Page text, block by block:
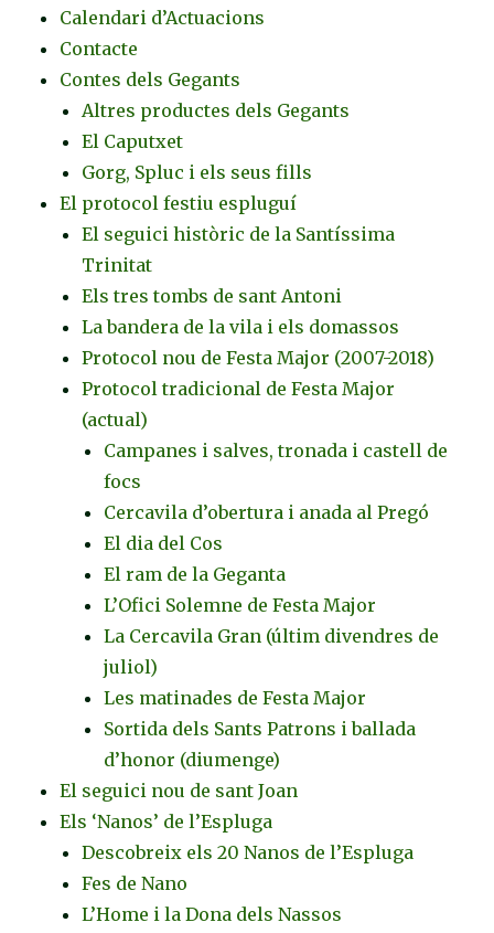
Calendari d’Actuacions
Contacte
Contes dels Gegants
Altres productes dels Gegants
El Caputxet
Gorg, Spluc i els seus fills
El protocol festiu espluguí
El seguici històric de la Santíssima
Trinitat
Els tres tombs de sant Antoni
La bandera de la vila i els domassos
Protocol nou de Festa Major (2007-2018)
Protocol tradicional de Festa Major
(actual)
Campanes i salves, tronada i castell de
focs
Cercavila d’obertura i anada al Pregó
El dia del Cos
El ram de la Geganta
L’Ofici Solemne de Festa Major
La Cercavila Gran (últim divendres de
juliol)
Les matinades de Festa Major
Sortida dels Sants Patrons i ballada
d’honor (diumenge)
El seguici nou de sant Joan
Els ‘Nanos’ de l’Espluga
Descobreix els 20 Nanos de l’Espluga
Fes de Nano
L’Home i la Dona dels Nassos